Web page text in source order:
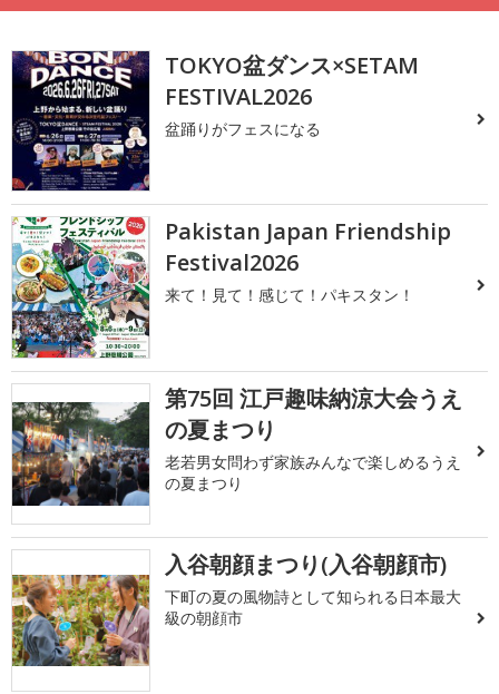
TOKYO盆ダンス×SETAM
FESTIVAL2026
盆踊りがフェスになる
Pakistan Japan Friendship
Festival2026
来て！見て！感じて！パキスタン！
第75回 江戸趣味納涼大会うえ
の夏まつり
老若男女問わず家族みんなで楽しめるうえ
の夏まつり
入谷朝顔まつり(入谷朝顔市)
下町の夏の風物詩として知られる日本最大
級の朝顔市